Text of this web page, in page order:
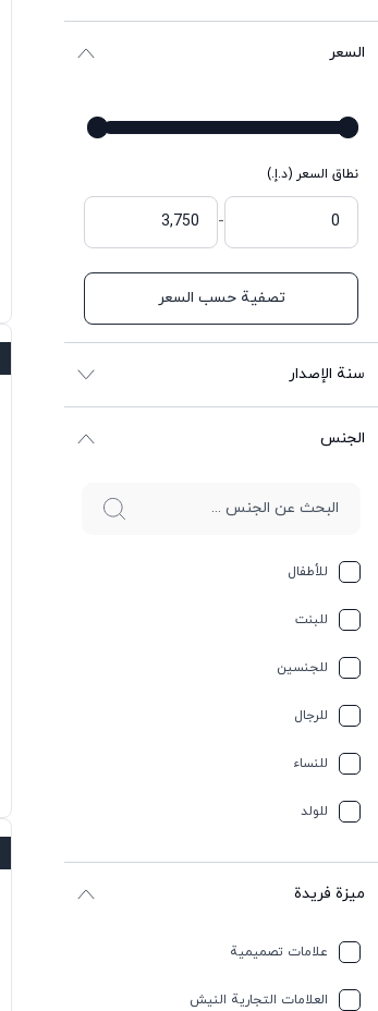
السعر
نطاق السعر (د.إ.)
-
تصفية حسب السعر
سنة الإصدار
الجنس
للأطفال
للبنت
للجنسين
للرجال
للنساء
للولد
ميزة فريدة
علامات تصميمية
العلامات التجارية النيش